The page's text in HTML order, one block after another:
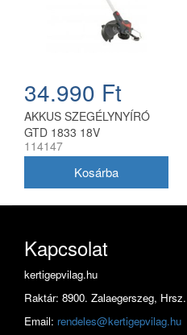
34.990 Ft
AKKUS SZEGÉLYNYÍRÓ
GTD 1833 18V
114147
Kapcsolat
kertigepvilag.hu
Raktár: 8900. Zalaegerszeg,
Email: rendeles@kertigepvilag.hu